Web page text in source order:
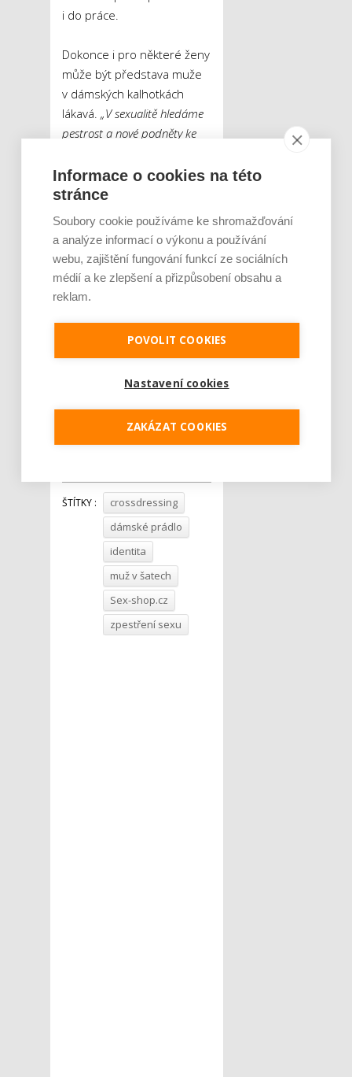
i do práce.
Dokonce i pro některé ženy
může být představa muže
v dámských kalhotkách
lákavá. „V sexualitě hledáme
pestrost a nové podněty ke
době, kdy je časté sledování
pornografie, máme úroveň
lidem mnohdy nestačí
klasické prožívání intimity.
Hledají stále další možnosti,
jak v sobě probudit větší
Lenka Procházkaze
společnosti MindCorp s.r.o.
ŠTÍTKY :
crossdressing
dámské prádlo
identita
muž v šatech
Sex-shop.cz
zpestření sexu
Informace o cookies na této
stránce
Soubory cookie používáme ke shromažďování
a analýze informací o výkonu a používání
webu, zajištění fungování funkcí ze sociálních
médií a ke zlepšení a přizpůsobení obsahu a
reklam.
POVOLIT COOKIES
Nastavení cookies
ZAKÁZAT COOKIES